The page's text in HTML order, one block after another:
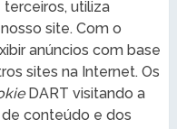
utiliza
site. Com o
anúncios com base
sites na Internet. Os
DART visitando a
conteúdo e dos